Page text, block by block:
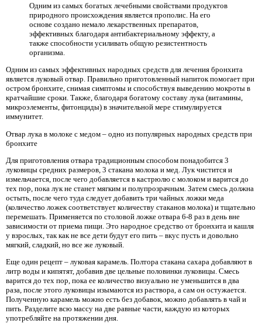
Одним из самых богатых лечебными свойствами продуктов
природного происхождения является прополис. На его
основе создано немало лекарственных препаратов,
эффективных благодаря антибактериальному эффекту, а
также способности усиливать общую резистентность
организма.
Одним из самых эффективных народных средств для лечения бронхита
является луковый отвар. Правильно приготовленный напиток помогает при
остром бронхите, снимая симптомы и способствуя выведению мокроты в
кратчайшие сроки. Также, благодаря богатому составу лука (витамины,
микроэлементы, фитонциды) в значительной мере стимулируется
иммунитет.
Отвар лука в молоке с медом – одно из популярных народных средств при
бронхите
Для приготовления отвара традиционным способом понадобится 3
луковицы средних размеров, 3 стакана молока и мед. Лук чистится и
измельчается, после чего добавляется в кастрюлю с молоком и варится до
тех пор, пока лук не станет мягким и полупрозрачным. Затем смесь должна
остыть, после чего туда следует добавить три чайных ложки меда
(количество ложек соответствует количеству стаканов молока) и тщательно
перемешать. Применяется по столовой ложке отвара 6-8 раз в день вне
зависимости от приема пищи. Это народное средство от бронхита и кашля
у взрослых, так как не все дети будут его пить – вкус пусть и довольно
мягкий, сладкий, но все же луковый.
Еще один рецепт – луковая карамель. Полтора стакана сахара добавляют в
литр воды и кипятят, добавив две цельные половинки луковицы. Смесь
варится до тех пор, пока ее количество визуально не уменьшится в два
раза, после этого луковицы изымаются из раствора, а сам он остужается.
Полученную карамель можно есть без добавок, можно добавлять в чай и
пить. Разделите всю массу на две равные части, каждую из которых
употребляйте на протяжении дня.